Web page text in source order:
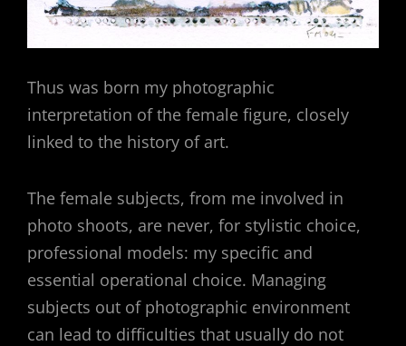
Thus was born my photographic
interpretation of the female figure, closely
linked to the history of art.
The female subjects, from me involved in
photo shoots, are never, for stylistic choice,
professional models: my specific and
essential operational choice. Managing
subjects out of photographic environment
can lead to difficulties that usually do not